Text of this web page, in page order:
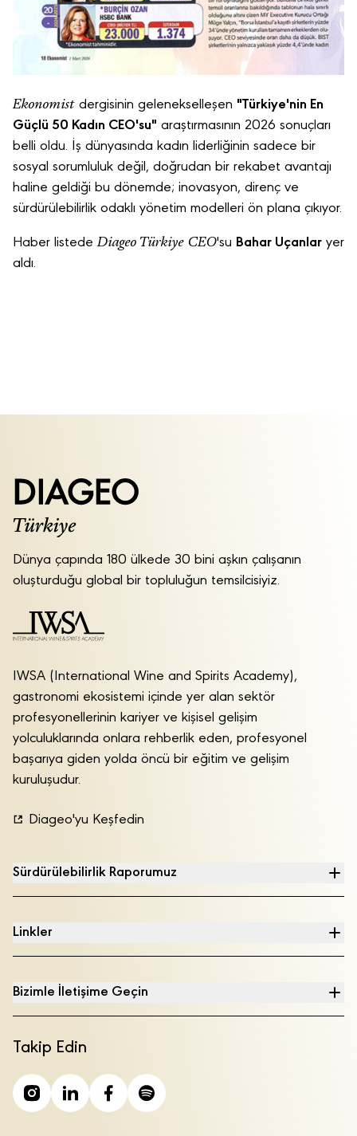
Ekonomist dergisinin gelenekselleşen "Türkiye'nin En
Güçlü 50 Kadın CEO'su" araştırmasının 2026 sonuçları
belli oldu. İş dünyasında kadın liderliğinin sadece bir
sosyal sorumluluk değil, doğrudan bir rekabet avantajı
haline geldiği bu dönemde; inovasyon, direnç ve
sürdürülebilirlik odaklı yönetim modelleri ön plana çıkıyor.
Haber listedeDiageo Türkiye CEO'su Bahar Uçanlar yer
aldı.
Dünya çapında 180 ülkede 30 bini aşkın çalışanın
oluşturduğu global bir topluluğun temsilcisiyiz.
IWSA (International Wine and Spirits Academy),
gastronomi ekosistemi içinde yer alan sektör
profesyonellerinin kariyer ve kişisel gelişim
yolculuklarında onlara rehberlik eden, profesyonel
başarıya giden yolda öncü bir eğitim ve gelişim
kuruluşudur.
Diageo'yu Keşfedin
Sürdürülebilirlik Raporumuz
Linkler
Bizimle İletişime Geçin
Takip Edin